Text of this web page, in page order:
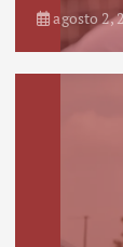
agosto 2,